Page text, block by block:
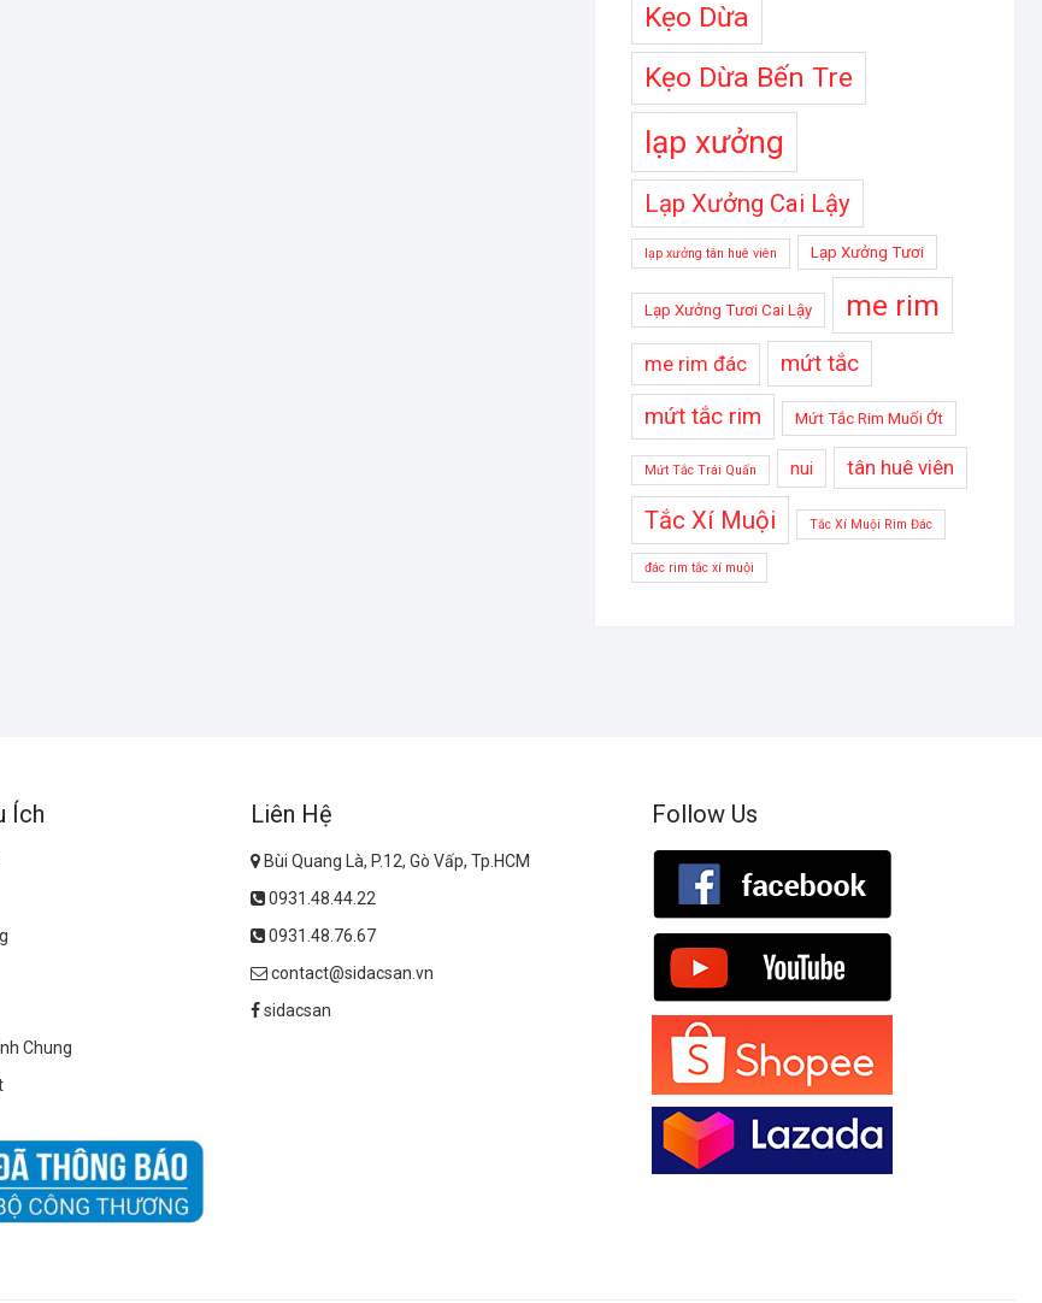
Kẹo Dừa
Kẹo Dừa Bến Tre
lạp xưởng
Lạp Xưởng Cai Lậy
lạp xưởng tân huê viên Lạp Xưởng Tươi
Lạp Xưởng Tươi Cai Lậy me rim
me rim đác
mứt tắc
mứt tắc rim
Mứt Tắc Rim Muối Ớt
Mứt Tắc Trái Quấn nui tân huê viên
Tắc Xí Muội Tắc Xí Muội Rim Đác
đác rim tắc xí muội
Ích
Chung
Liên Hệ
Bùi Quang Là, P.12, Gò Vấp, Tp.HCM
0931.48.44.22
0931.48.76.67
contact@sidacsan.vn
sidacsan
Follow Us